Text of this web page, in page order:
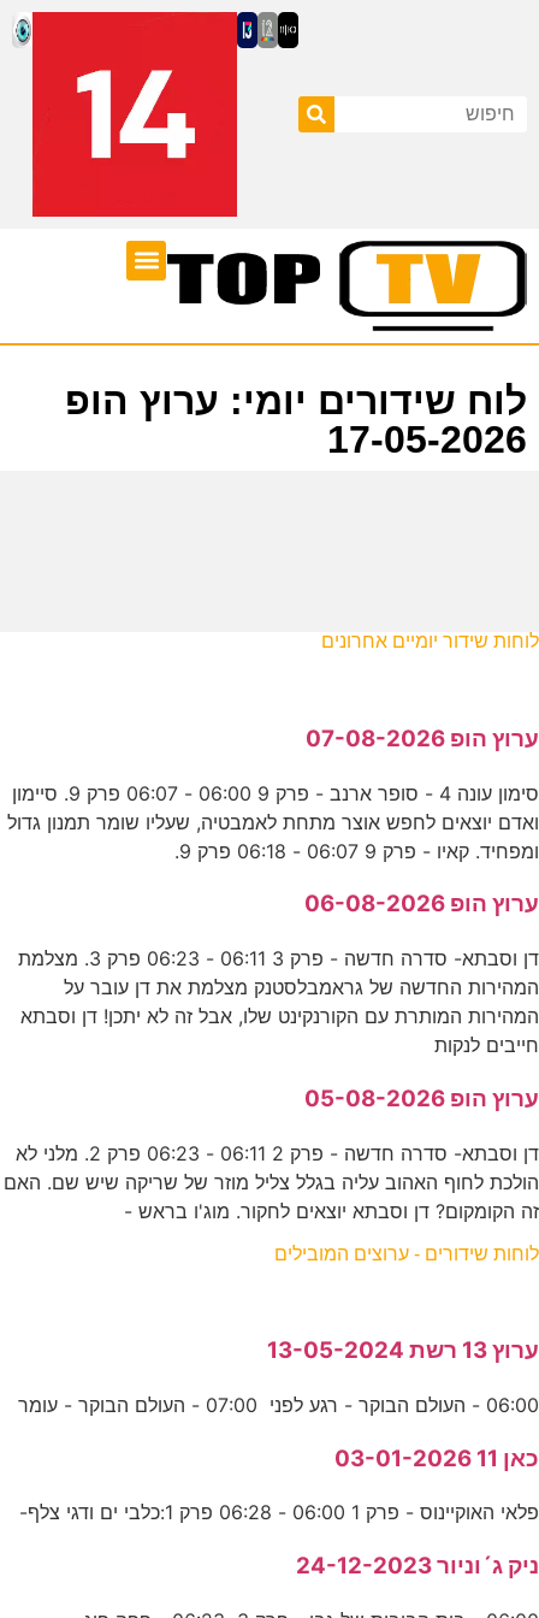
לוח שידורים יומי: ערוץ הופ
17-05-2026
לוחות שידור יומיים אחרונים
ערוץ הופ 07-08-2026
סימון עונה 4 - סופר ארנב - פרק 9 06:00 - 06:07 פרק 9. סיימון
ואדם יוצאים לחפש אוצר מתחת לאמבטיה, שעליו שומר תמנון גדול
ומפחיד. קאיו - פרק 9 06:07 - 06:18 פרק 9.
ערוץ הופ 06-08-2026
דן וסבתא- סדרה חדשה - פרק 3 06:11 - 06:23 פרק 3. מצלמת
המהירות החדשה של גראמבלסטנק מצלמת את דן עובר על
המהירות המותרת עם הקורנקינט שלו, אבל זה לא יתכן! דן וסבתא
חייבים לנקות
ערוץ הופ 05-08-2026
דן וסבתא- סדרה חדשה - פרק 2 06:11 - 06:23 פרק 2. מלני לא
הולכת לחוף האהוב עליה בגלל צליל מוזר של שריקה שיש שם. האם
זה הקומקום? דן וסבתא יוצאים לחקור. מוג'ו בראש -
לוחות שידורים - ערוצים המובילים
ערוץ 13 רשת 13-05-2024
06:00 - העולם הבוקר - רגע לפני 07:00 - העולם הבוקר - עומר
כאן 11 03-01-2026
פלאי האוקיינוס - פרק 1 06:00 - 06:28 פרק 1:כלבי ים ודגי צלף-
ניק ג´וניור 24-12-2023